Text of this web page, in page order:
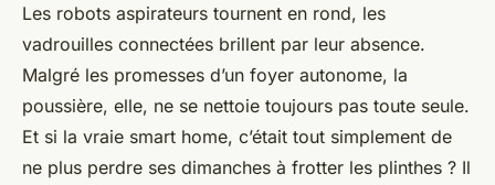
Les robots aspirateurs tournent en rond, les
vadrouilles connectées brillent par leur absence.
Malgré les promesses d’un foyer autonome, la
poussière, elle, ne se nettoie toujours pas toute seule.
Et si la vraie smart home, c’était tout simplement de
ne plus perdre ses dimanches à frotter les plinthes ? Il